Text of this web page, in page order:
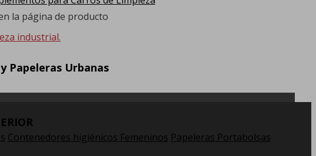
industrial.
Papeleras Urbanas
Contenedores higiénicos Femeninos Papeleras Portabolsas
la página de producto